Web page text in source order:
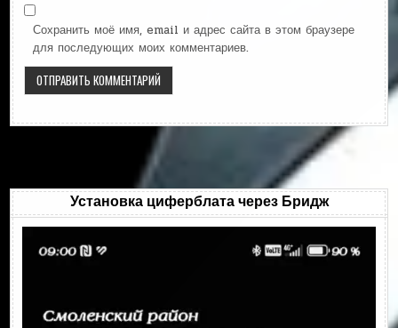
Сохранить моё имя, email и адрес сайта в этом браузере
для последующих моих комментариев.
Установка циферблата через Бридж